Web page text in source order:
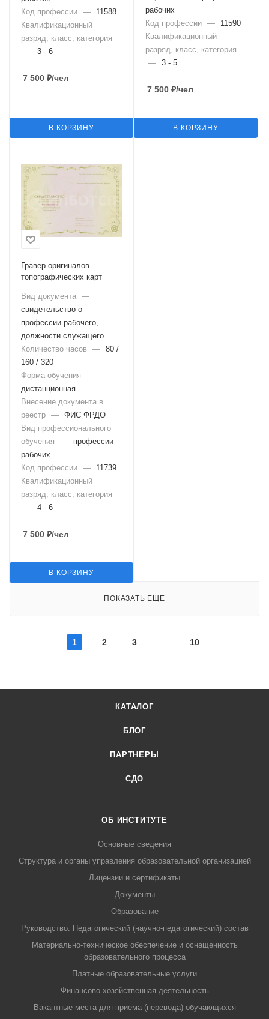
Код профессии —
11588
Квалификационный
разряд, класс, категория
— 3 - 6
7 500 ₽/чел
В КОРЗИНУ
рабочих
Код профессии —
11590
Квалификационный
разряд, класс, категория
— 3 - 5
7 500 ₽/чел
В КОРЗИНУ
Гравер оригиналов
топографических карт
Вид документа —
свидетельство о
профессии рабочего,
должности служащего
Количество часов
— 80 /
160 / 320
Форма обучения
—
дистанционная
Внесение документа в
реестр — ФИС ФРДО
Вид профессионального
обучения
—
профессии
рабочих
Код профессии —
11739
Квалификационный
разряд, класс, категория
— 4 - 6
7 500 ₽/чел
В КОРЗИНУ
ПОКАЗАТЬ ЕЩЕ
1 2 3 10
КАТАЛОГ
БЛОГ
ПАРТНЕРЫ
СДО
ОБ ИНСТИТУТЕ
Основные сведения
Структура и органы управления образовательной организацией
Лицензии и сертификаты
Документы
Образование
Руководство. Педагогический (научно-педагогический) состав
Материально-техническое обеспечение и оснащенность
образовательного процесса
Платные образовательные услуги
Финансово-хозяйственная деятельность
Вакантные места для приема (перевода) обучающихся